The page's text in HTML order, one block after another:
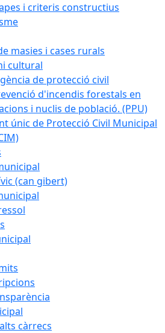
i criteris constructius
masies i cases rurals
cultural
de protecció civil
d'incendis forestals en
i nuclis de població. (PPU)
únic de Protecció Civil Municipal
(can gibert)
càrrecs